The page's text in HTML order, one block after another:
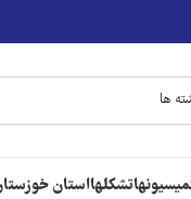
تشکلهااستان